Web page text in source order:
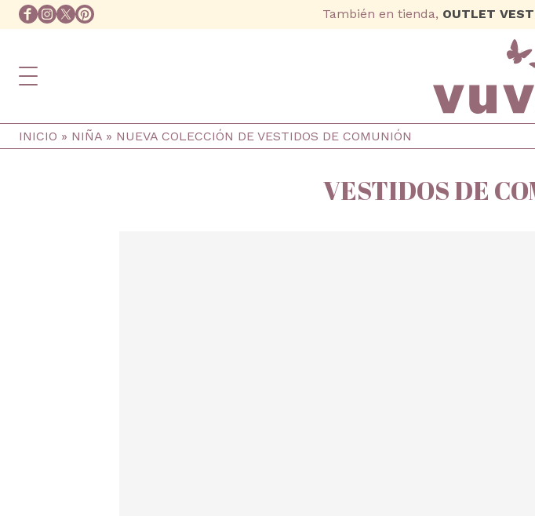
Ir al contenido principal
facebook
instagram
twitter También en tienda, OUTLET
Ruta de navegación
INICIO NIÑA NUEVA COLECCIÓN DE VESTIDOS DE COMUNIÓN
VESTIDOS DE